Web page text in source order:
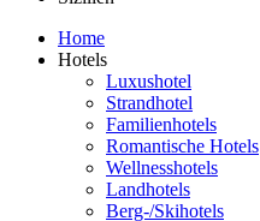
Home
Hotels
Luxushotel
Strandhotel
Familienhotels
Romantische Hotels
Wellnesshotels
Landhotels
Berg-/Skihotels